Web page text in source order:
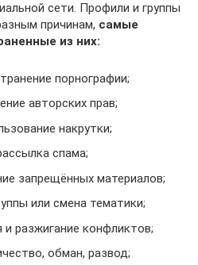
сети. Профили и группы
причинам, самые
из них:
порнографии;
авторских прав;
накрутки;
спама;
запрещённых материалов;
или смена тематики;
и разжигание конфликтов;
обман, развод;